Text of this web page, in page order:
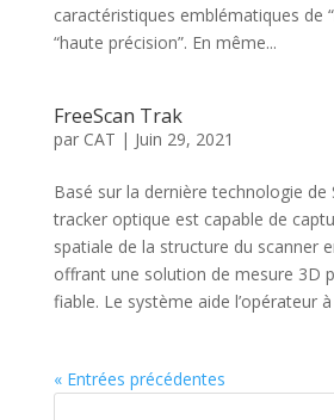
caractéristiques emblématiques de
“haute précision”. En même...
FreeScan Trak
par CAT | Juin 29, 2021
Basé sur la dernière technologie de
tracker optique est capable de
spatiale de la structure du scanner
offrant une solution de mesure 3D
fiable. Le système aide l’opérateur
« Entrées précédentes